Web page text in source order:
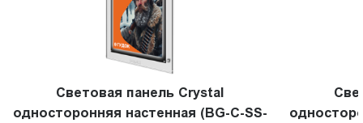
Световая панель Crystal
односторонняя настенная (BG-C-SS-